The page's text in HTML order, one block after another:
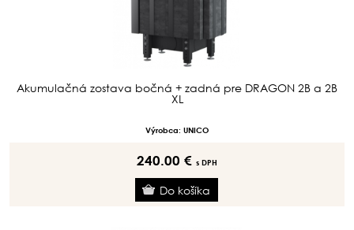
Akumulačná zostava bočná + zadná pre DRAGON 2B a 2B
XL
Výrobca: UNICO
240.00 € s DPH